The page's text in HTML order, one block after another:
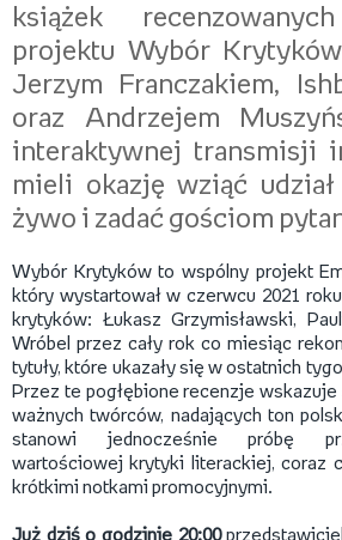
książek
projektu Wybór
Jerzym Franczakiem,
oraz Andrzejem
interaktywnej transmisji
mieli okazję wziąć
żywo i zadać gościom
Wybór Krytyków to wspólny projekt
który wystartował w czerwcu 2021
krytyków: Łukasz Grzymisławski,
Wróbel przez cały rok co miesiąc
tytuły, które ukazały się w ostatnich
Przez te pogłębione recenzje
ważnych twórców, nadających ton
stanowi jednocześnie próbę
wartościowej krytyki literackiej, coraz
krótkimi notkami promocyjnymi.
Już dziś o godzinie 20:00